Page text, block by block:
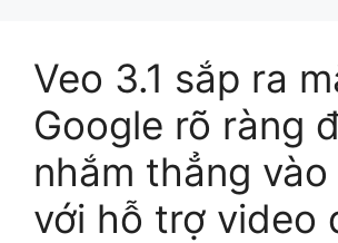
Veo 3.1 sắp ra
Google rõ ràng
nhắm thẳng vào
với hỗ trợ video